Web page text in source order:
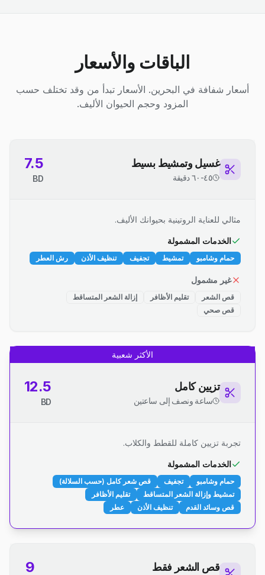
الباقات والأسعار
أسعار شفافة في البحرين. الأسعار تبدأ من وقد تختلف حسب
المزود وحجم الحيوان الأليف.
غسيل وتمشيط بسيط
٤٥-٦٠ دقيقة
7.5
BD
مثالي للعناية الروتينية بحيوانك الأليف.
الخدمات المشمولة
حمام وشامبو تمشيط تجفيف تنظيف الأذن رش العطر
غير مشمول
قص الشعر تقليم الأظافر
إزالة الشعر المتساقط
قص صحي
الأكثر شعبية
تزيين كامل
ساعة ونصف إلى ساعتين
12.5
BD
تجربة تزيين كاملة للقطط والكلاب.
الخدمات المشمولة
حمام وشامبو تجفيف
قص شعر كامل (حسب السلالة)
تمشيط وإزالة الشعر المتساقط
تقليم الأظافر
قص وسائد القدم
تنظيف الأذن عطر
قص الشعر فقط 9